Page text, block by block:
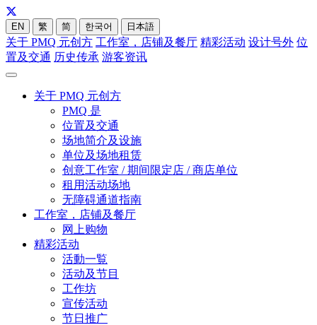
EN 繁 简 한국어 日本語
关于 PMQ 元创方 工作室，店铺及餐厅 精彩活动 设计号外 位
置及交通 历史传承 游客资讯
关于 PMQ 元创方
PMQ 是
位置及交通
场地简介及设施
单位及场地租赁
创意工作室 / 期间限定店 / 商店单位
租用活动场地
无障碍通道指南
工作室，店铺及餐厅
网上购物
精彩活动
活動一覧
活动及节目
工作坊
宣传活动
节日推广